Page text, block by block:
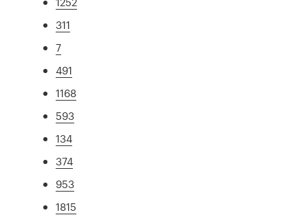
311
7
491
1168
593
134
374
953
1815